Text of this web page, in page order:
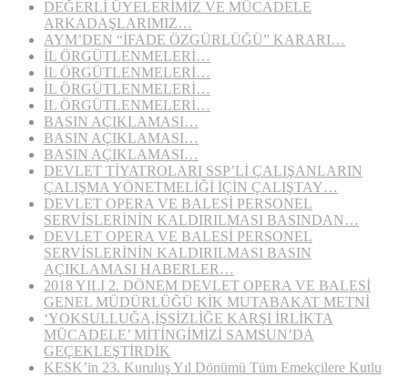
DEĞERLİ ÜYELERİMİZ VE MÜCADELE
ARKADAŞLARIMIZ…
AYM’DEN “İFADE ÖZGÜRLÜĞÜ” KARARI…
İL ÖRGÜTLENMELERİ…
İL ÖRGÜTLENMELERİ…
İL ÖRGÜTLENMELERİ…
İL ÖRGÜTLENMELERİ…
BASIN AÇIKLAMASI…
BASIN AÇIKLAMASI…
BASIN AÇIKLAMASI…
DEVLET TİYATROLARI SSP’Lİ ÇALIŞANLARIN
ÇALIŞMA YÖNETMELİĞİ İÇİN ÇALIŞTAY…
DEVLET OPERA VE BALESİ PERSONEL
SERVİSLERİNİN KALDIRILMASI BASINDAN…
DEVLET OPERA VE BALESİ PERSONEL
SERVİSLERİNİN KALDIRILMASI BASIN
AÇIKLAMASI HABERLER…
2018 YILI 2. DÖNEM DEVLET OPERA VE BALESİ
GENEL MÜDÜRLÜĞÜ KİK MUTABAKAT METNİ
‘YOKSULLUĞA,İŞSİZLİĞE KARŞI İRLİKTA
MÜCADELE’ MİTİNGİMİZİ SAMSUN’DA
GEÇEKLEŞTİRDİK
KESK’in 23. Kuruluş Yıl Dönümü Tüm Emekçilere Kutlu